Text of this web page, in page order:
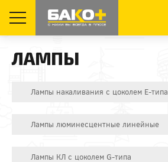
ЛАМПЫ
Лампы накаливания с цоколем E-типа
Лампы люминесцентные линейные
Лампы КЛ с цоколем G-типа